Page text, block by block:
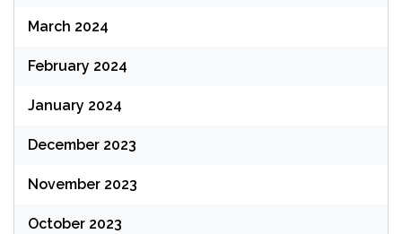
March 2024
February 2024
January 2024
December 2023
November 2023
October 2023